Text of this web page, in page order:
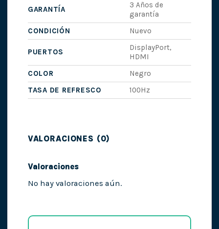
GARANTÍA
3 Años de
garantía
CONDICIÓN
Nuevo
PUERTOS
DisplayPort,
HDMI
COLOR
Negro
TASA DE REFRESCO
100Hz
VALORACIONES (0)
Valoraciones
No hay valoraciones aún.